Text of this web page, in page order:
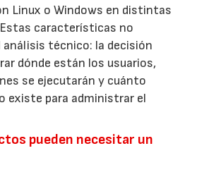
Linux o Windows en distintas
características no
técnico: la decisión
dónde están los usuarios,
se ejecutarán y cuánto
existe para administrar el
pueden necesitar un